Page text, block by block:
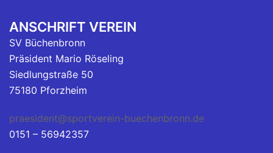
ANSCHRIFT VEREIN
SV Büchenbronn
Präsident Mario Röseling
Siedlungstraße 50
75180 Pforzheim
praesident@sportverein-buechenbronn.de
0151 – 56942357